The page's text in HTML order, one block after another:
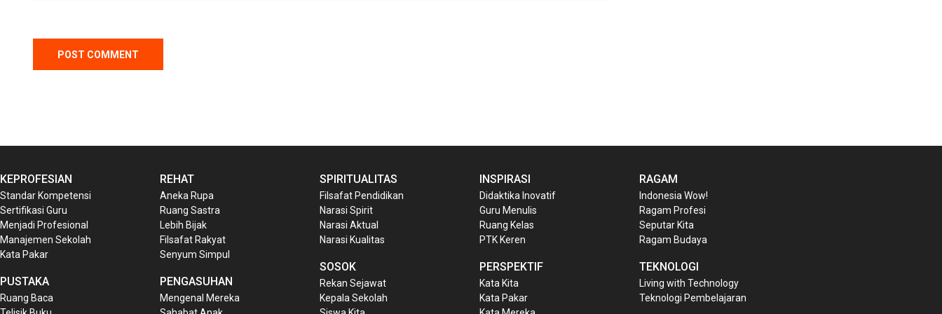
KEPROFESIAN
Standar Kompetensi
Sertifikasi Guru
Menjadi Profesional
Manajemen Sekolah
Kata Pakar
PUSTAKA
Ruang Baca
REHAT
Aneka Rupa
Ruang Sastra
Lebih Bijak
Filsafat Rakyat
Senyum Simpul
PENGASUHAN
Mengenal Mereka
SPIRITUALITAS
Filsafat Pendidikan
Narasi Spirit
Narasi Aktual
Narasi Kualitas
SOSOK
Rekan Sejawat
Kepala Sekolah
INSPIRASI
Didaktika Inovatif
Guru Menulis
Ruang Kelas
PTK Keren
PERSPEKTIF
Kata Kita
Kata Pakar
RAGAM
Indonesia Wow!
Ragam Profesi
Seputar Kita
Ragam Budaya
TEKNOLOGI
Living with Technology
Teknologi Pembelajaran